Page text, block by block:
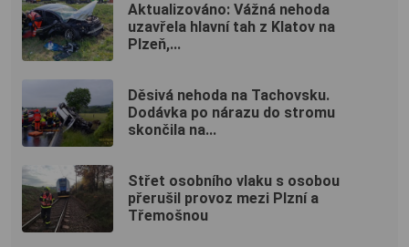
Aktualizováno: Vážná nehoda
uzavřela hlavní tah z Klatov na
Plzeň,...
Děsivá nehoda na Tachovsku.
Dodávka po nárazu do stromu
skončila na...
Střet osobního vlaku s osobou
přerušil provoz mezi Plzní a
Třemošnou